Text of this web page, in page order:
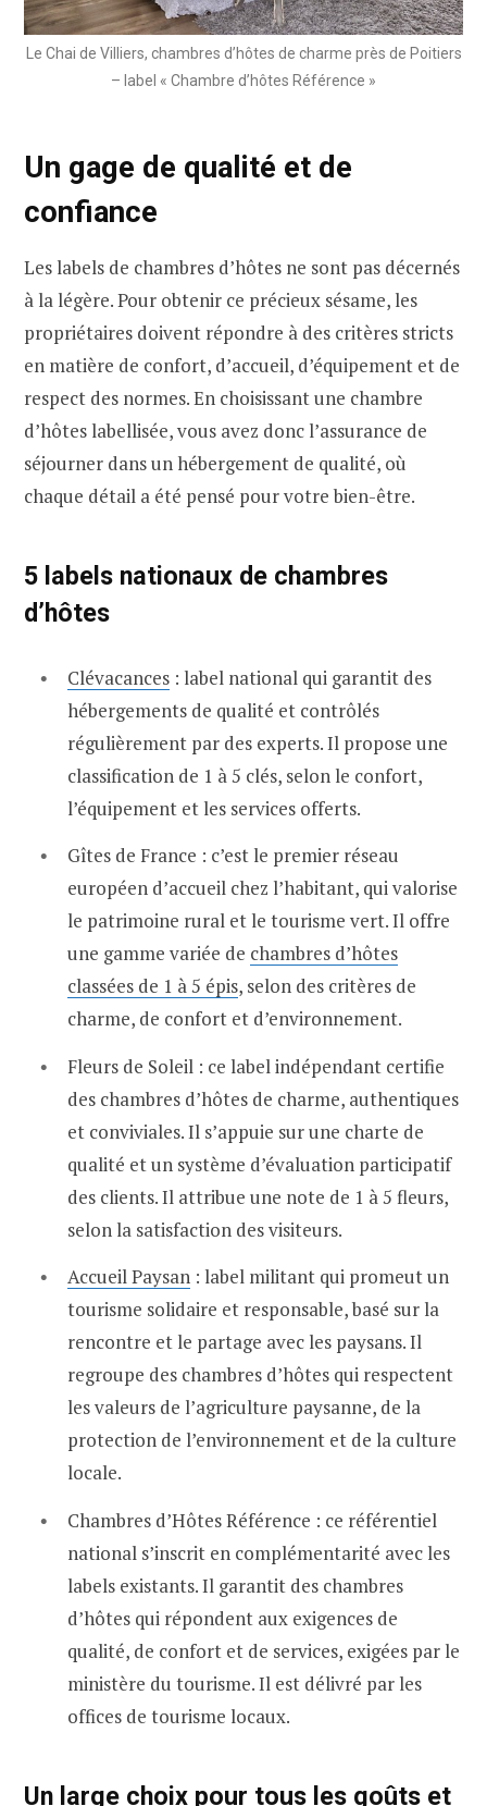
Le Chai de Villiers, chambres d’hôtes de charme près de Poitiers
– label « Chambre d’hôtes Référence »
Un gage de qualité et de
confiance
Les labels de chambres d’hôtes ne sont pas décernés
à la légère. Pour obtenir ce précieux sésame, les
propriétaires doivent répondre à des critères stricts
en matière de confort, d’accueil, d’équipement et de
respect des normes. En choisissant une chambre
d’hôtes labellisée, vous avez donc l’assurance de
séjourner dans un hébergement de qualité, où
chaque détail a été pensé pour votre bien-être.
5 labels nationaux de chambres
d’hôtes
Clévacances : label national qui garantit des
hébergements de qualité et contrôlés
régulièrement par des experts. Il propose une
classification de 1 à 5 clés, selon le confort,
l’équipement et les services offerts.
Gîtes de France : c’est le premier réseau
européen d’accueil chez l’habitant, qui valorise
le patrimoine rural et le tourisme vert. Il offre
une gamme variée de chambres d’hôtes
classées de 1 à 5 épis, selon des critères de
charme, de confort et d’environnement.
Fleurs de Soleil : ce label indépendant certifie
des chambres d’hôtes de charme, authentiques
et conviviales. Il s’appuie sur une charte de
qualité et un système d’évaluation participatif
des clients. Il attribue une note de 1 à 5 fleurs,
selon la satisfaction des visiteurs.
Accueil Paysan : label militant qui promeut un
tourisme solidaire et responsable, basé sur la
rencontre et le partage avec les paysans. Il
regroupe des chambres d’hôtes qui respectent
les valeurs de l’agriculture paysanne, de la
protection de l’environnement et de la culture
locale.
Chambres d’Hôtes Référence : ce référentiel
national s’inscrit en complémentarité avec les
labels existants. Il garantit des chambres
d’hôtes qui répondent aux exigences de
qualité, de confort et de services, exigées par le
ministère du tourisme. Il est délivré par les
offices de tourisme locaux.
Un large choix pour tous les goûts et